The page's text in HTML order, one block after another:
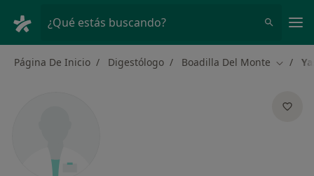
¿Qué estás buscando?
Página De Inicio Digestólogo Boadilla Del Monte